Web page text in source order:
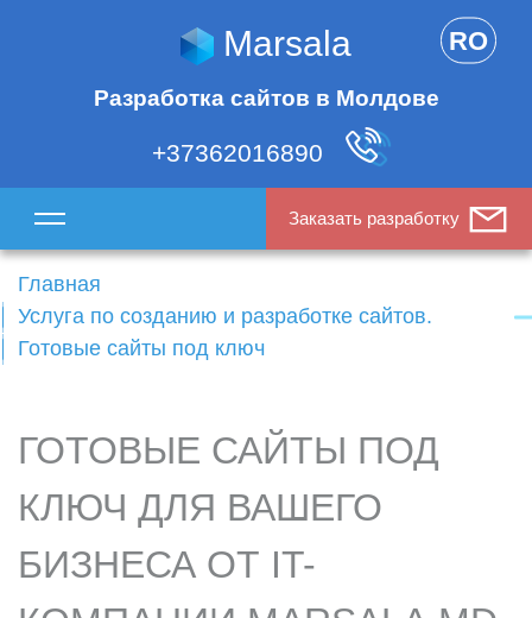
Marsala
Разработка сайтов в Молдове
+37362016890
RO
Заказать разработку
Главная
Услуга по созданию и разработке сайтов.
Готовые сайты под ключ
ГОТОВЫЕ САЙТЫ ПОД
КЛЮЧ ДЛЯ ВАШЕГО
БИЗНЕСА ОТ IT-